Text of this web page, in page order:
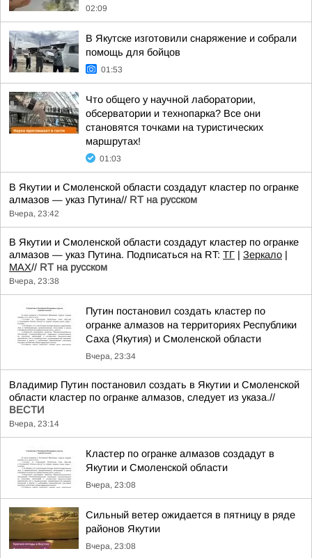
02:09
В Якутске изготовили снаряжение и собрали
помощь для бойцов
01:53
Что общего у научной лаборатории,
обсерватории и технопарка? Все они
становятся точками на туристических
маршрутах!
01:03
В Якутии и Смоленской области создадут кластер по огранке
алмазов — указ Путина// RT на русском
Вчера, 23:42
В Якутии и Смоленской области создадут кластер по огранке
алмазов — указ Путина. Подписаться на RT: ТГ | Зеркало |
MAX// RT на русском
Вчера, 23:38
Путин постановил создать кластер по
огранке алмазов на территориях Республики
Саха (Якутия) и Смоленской области
Вчера, 23:34
Владимир Путин постановил создать в Якутии и Смоленской
области кластер по огранке алмазов, следует из указа.//
ВЕСТИ
Вчера, 23:14
Кластер по огранке алмазов создадут в
Якутии и Смоленской области
Вчера, 23:08
Сильный ветер ожидается в пятницу в ряде
районов Якутии
Вчера, 23:08